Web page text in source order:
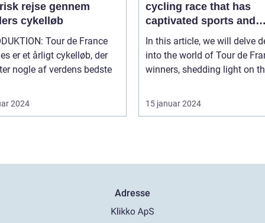
rejse gennem
cykelløb
Tour de France
er et årligt cykelløb, der
nogle af verdens bedste
2024
cycling race that has
captivated sports and
leisure enthusiasts for
a century
In this article, we will delve
into the world of Tour de
winners, shedding light on
15 januar 2024
Adresse